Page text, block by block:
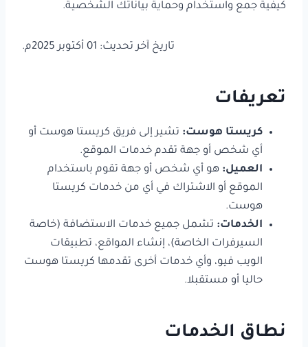
كيفية جمع واستخدام وحماية بياناتك الشخصية.
تاريخ آخر تحديث: 01 أكتوبر 2025م.
تعريفات
كريستا هوست: تشير إلى فريق كريستا هوست أو
أي شخص أو جهة تقدم خدمات الموقع.
العميل: هو أي شخص أو جهة تقوم باستخدام
الموقع أو الاشتراك في أي من خدمات كريستا
هوست.
الخدمات: تشمل جميع خدمات الاستضافة (خاصة
السيرفرات الخاصة)، إنشاء المواقع، تطبيقات
الويب فيو، وأي خدمات أخرى تقدمها كريستا هوست
حاليا أو مستقبلا.
نطاق الخدمات
مساعد كريستا هوست مساعد ذكي